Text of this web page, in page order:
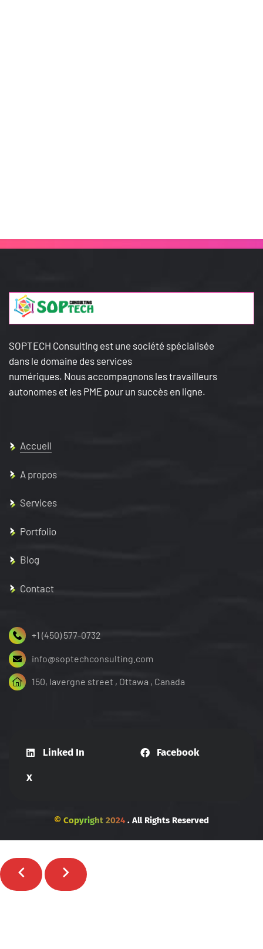
SOPTECH Consulting est une société spécialisée
dans le domaine des services
numériques. Nousaccompagnons les travailleurs
autonomes et les PME pour un succès en ligne.
Accueil
A propos
Services
Portfolio
Blog
Contact
+1 (450) 577-0732
info@soptechconsulting.com
150, lavergne street , Ottawa , Canada
Linked In Facebook
X
© Copyright 2024. All Rights Reserved